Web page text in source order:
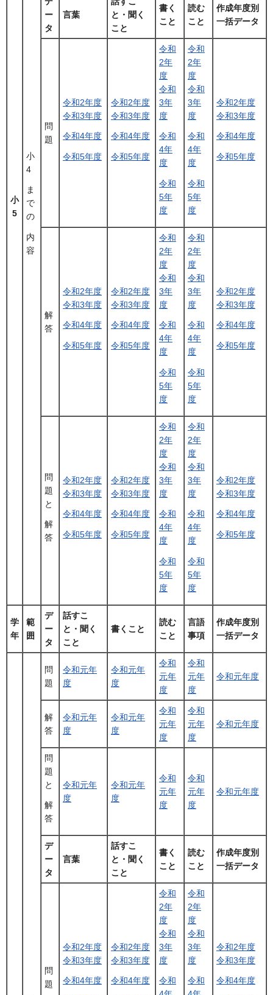
小
5
小
4
ま
で
の
内
容
ー
タ
言葉
と・聞く
こと
書く
こと
読む
こと
作成年度別
一括データ
問
題
令和2年度
令和3年度
令和4年度
令和5年度
令和2年度
令和3年度
令和4年度
令和5年度
令和
2年
度
令和
3年
度
令和
4年
度
令和
5年
度
令和
2年
度
令和
3年
度
令和
4年
度
令和
5年
度
令和2年度
令和3年度
令和4年度
令和5年度
解
答
令和2年度
令和3年度
令和4年度
令和5年度
令和2年度
令和3年度
令和4年度
令和5年度
令和
2年
度
令和
3年
度
令和
4年
度
令和
5年
度
令和
2年
度
令和
3年
度
令和
4年
度
令和
5年
度
令和2年度
令和3年度
令和4年度
令和5年度
問
題
と
解
答
令和2年度
令和3年度
令和4年度
令和5年度
令和2年度
令和3年度
令和4年度
令和5年度
令和
2年
度
令和
3年
度
令和
4年
度
令和
5年
度
令和
2年
度
令和
3年
度
令和
4年
度
令和
5年
度
令和2年度
令和3年度
令和4年度
令和5年度
学
年
範
囲
デ
ー
タ
話すこ
と・聞く
こと
書くこと
読む
こと
言語
事項
作成年度別
一括データ
問
題
令和元年
度
令和元年
度
令和
元年
度
令和
元年
度
令和元年度
解
答
令和元年
度
令和元年
度
令和
元年
度
令和
元年
度
令和元年度
問
題
と
解
答
令和元年
度
令和元年
度
令和
元年
度
令和
元年
度
令和元年度
デ
ー
タ
言葉
話すこ
と・聞く
こと
書く
こと
読む
こと
作成年度別
一括データ
問
題
令和2年度
令和3年度
令和4年度
令和2年度
令和3年度
令和4年度
令和
2年
度
令和
3年
度
令和
令和
2年
度
令和
3年
度
令和
令和2年度
令和3年度
令和4年度